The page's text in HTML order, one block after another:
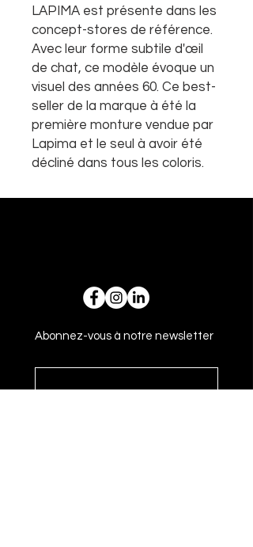
LAPIMA est présente dans les
concept-stores de référence.
Avec leur forme subtile d'œil
de chat, ce modèle évoque un
visuel des années 60. Ce best-
seller de la marque à été la
première monture vendue par
Lapima et le seul à avoir été
décliné dans tous les coloris.
Abonnez-vous à notre newsletter